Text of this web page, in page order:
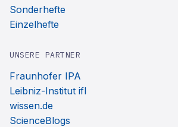
Sonderhefte
Einzelhefte
UNSERE PARTNER
Fraunhofer IPA
Leibniz-Institut ifl
wissen.de
ScienceBlogs